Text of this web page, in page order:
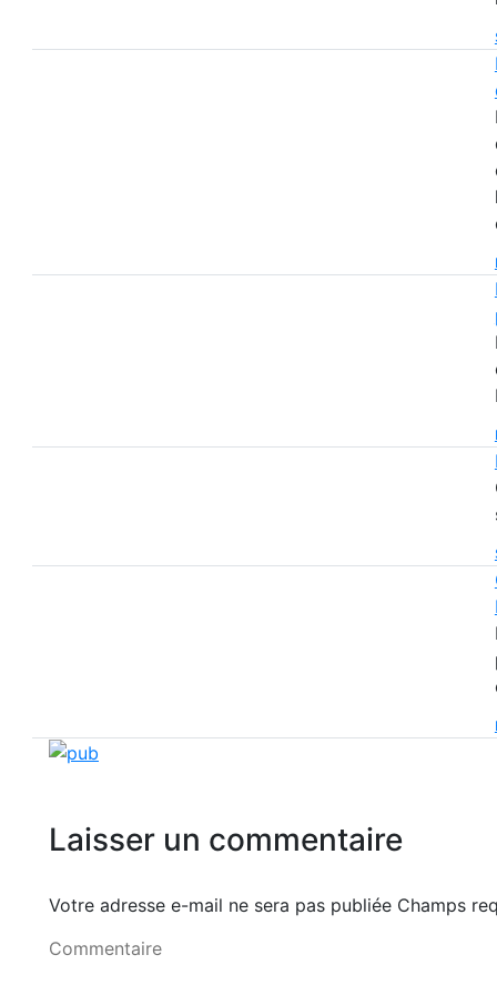
Laisser un commentaire
Votre adresse e-mail ne sera pas publiée Champs
Commentaire